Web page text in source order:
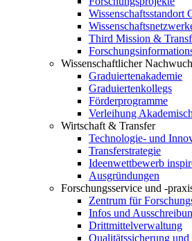
Wissenschaftsstandort
Third Mission &
Wissenschaftlicher
Graduiertenakademie
Graduiertenkollegs
Förderprogramme
Verleihung
Wirtschaft & Transfer
Technologie- und
Transferstrategie
Ideenwettbewerb
Ausgründungen
Forschungsservice und -
Zentrum für
Infos und
Drittmittelverwaltung
Qualitätssicherung